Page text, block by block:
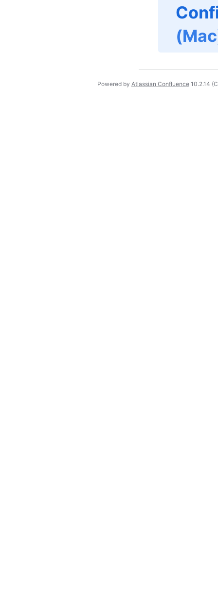
Powered by Atlassian Confluence 10.2.14